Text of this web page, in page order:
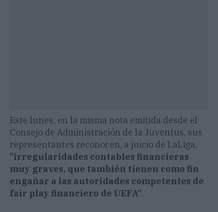
Este lunes, en la misma nota emitida desde el
Consejo de Administración de la Juventus, sus
representantes reconocen, a juicio de LaLiga,
"irregularidades contables financieras
muy graves, que también tienen como fin
engañar a las autoridades competentes de
fair play financiero de UEFA".